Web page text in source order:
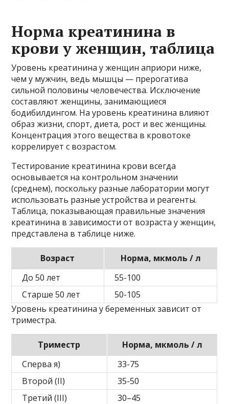
Норма креатинина в
крови у женщин, таблица
Уровень креатинина у женщин априори ниже,
чем у мужчин, ведь мышцы — прерогатива
сильной половины человечества. Исключение
составляют женщины, занимающиеся
бодибилдингом. На уровень креатинина влияют
образ жизни, спорт, диета, рост и вес женщины.
Концентрация этого вещества в кровотоке
коррелирует с возрастом.
Тестирование креатинина крови всегда
основывается на контрольном значении
(среднем), поскольку разные лаборатории могут
использовать разные устройства и реагенты.
Таблица, показывающая правильные значения
креатинина в зависимости от возраста у женщин,
представлена ​​в таблице ниже.
Возраст
Норма, мкмоль / л
До 50 лет
55-100
Старше 50 лет
50-105
Уровень креатинина у беременных зависит от
триместра.
Триместр
Норма, мкмоль / л
Сперва я)
33-75
Второй (II)
35-50
Третий (III)
30–45